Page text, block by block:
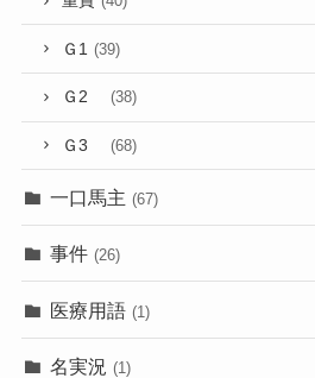
Ｇ1 (39)
Ｇ2 (38)
Ｇ3 (68)
一口馬主 (67)
事件 (26)
医療用語 (1)
名実況 (1)